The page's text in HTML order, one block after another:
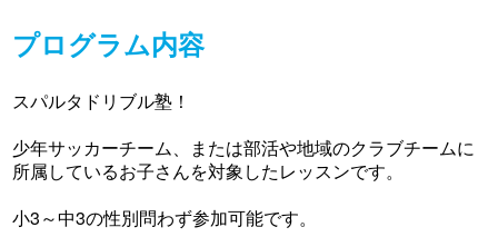
プログラム内容
スパルタドリブル塾！
少年サッカーチーム、または部活や地域のクラブチームに
所属しているお子さんを対象したレッスンです。
小3～中3の性別問わず参加可能です。